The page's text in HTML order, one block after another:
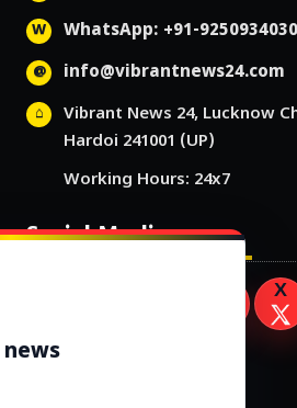
WhatsApp: +91-9250934030
info@vibrantnews24.com
Vibrant News 24, Lucknow
Hardoi 241001 (UP)
Working Hours: 24x7
Social Media